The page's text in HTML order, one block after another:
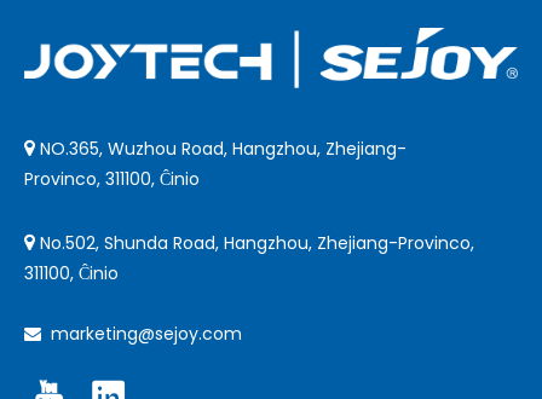
 NO.365, Wuzhou Road, Hangzhou, Zhejiang-
Provinco, 311100, Ĉinio
 No.502, Shunda Road, Hangzhou, Zhejiang-Provinco,
311100, Ĉinio
 marketing@sejoy.com